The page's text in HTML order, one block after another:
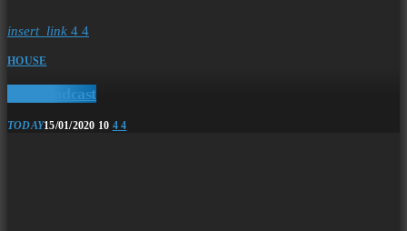
insert_link 4 4
HOUSE
ADE podcast
TODAY15/01/2020 10 4 4